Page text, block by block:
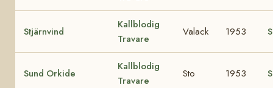
Stjärnvind
Kallblodig
Travare
Valack 1953
Sund Orkide
Kallblodig
Travare
Sto 1953